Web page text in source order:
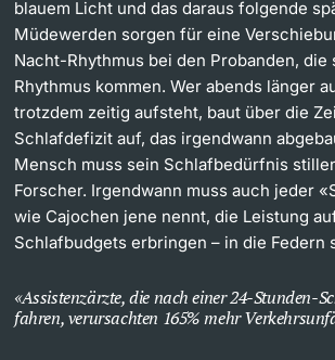
blauem Licht und das daraus folgende
Müdewerden sorgen für eine
Nacht-Rhythmus bei den Probanden, die
Rhythmus kommen. Wer abends länger
trotzdem zeitig aufsteht, baut über die
Schlafdefizit auf, das irgendwann
Mensch muss sein Schlafbedürfnis
Forscher. Irgendwann muss auch jeder
wie Cajochen jene nennt, die Leistung
Schlafbudgets erbringen – in die Federn
Assistenzärzte, die nach einer 24-Stunden-
fahren, verursachten 165% mehr